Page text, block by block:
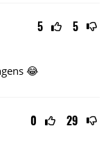
5 5
😂
0 29